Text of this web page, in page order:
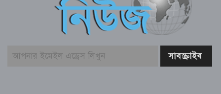
আলোচিত কনটেন্ট ক্রিয়েটর রিপন মিয়া
গ্রেফতার
বিনামূল্যে চ্যাটজিপিটি ব্যবহারকারীদের জন্য